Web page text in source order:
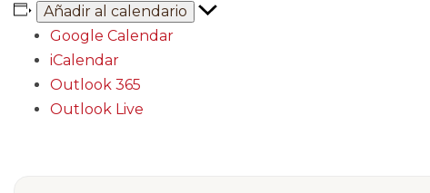
Añadir al calendario
Google Calendar
iCalendar
Outlook 365
Outlook Live